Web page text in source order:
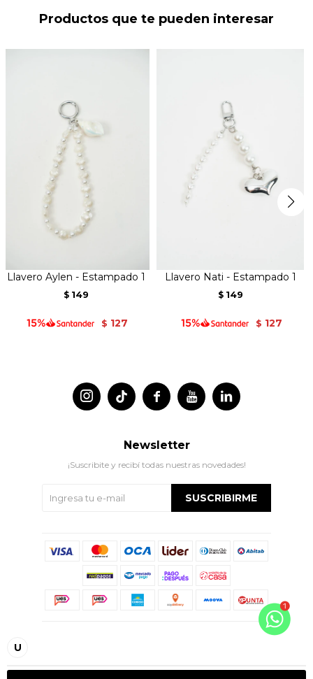
U
Productos que te pueden interesar
Llavero Aylen - Estampado 1
$ 149
$ 127
Llavero Nati - Estampado 1
$ 149
$ 127
 
 
Newsletter
¡Suscribite y recibí todas nuestras novedades!
SUSCRIBIRME